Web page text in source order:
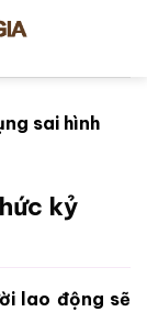
sai hình
kỷ
lao động sẽ